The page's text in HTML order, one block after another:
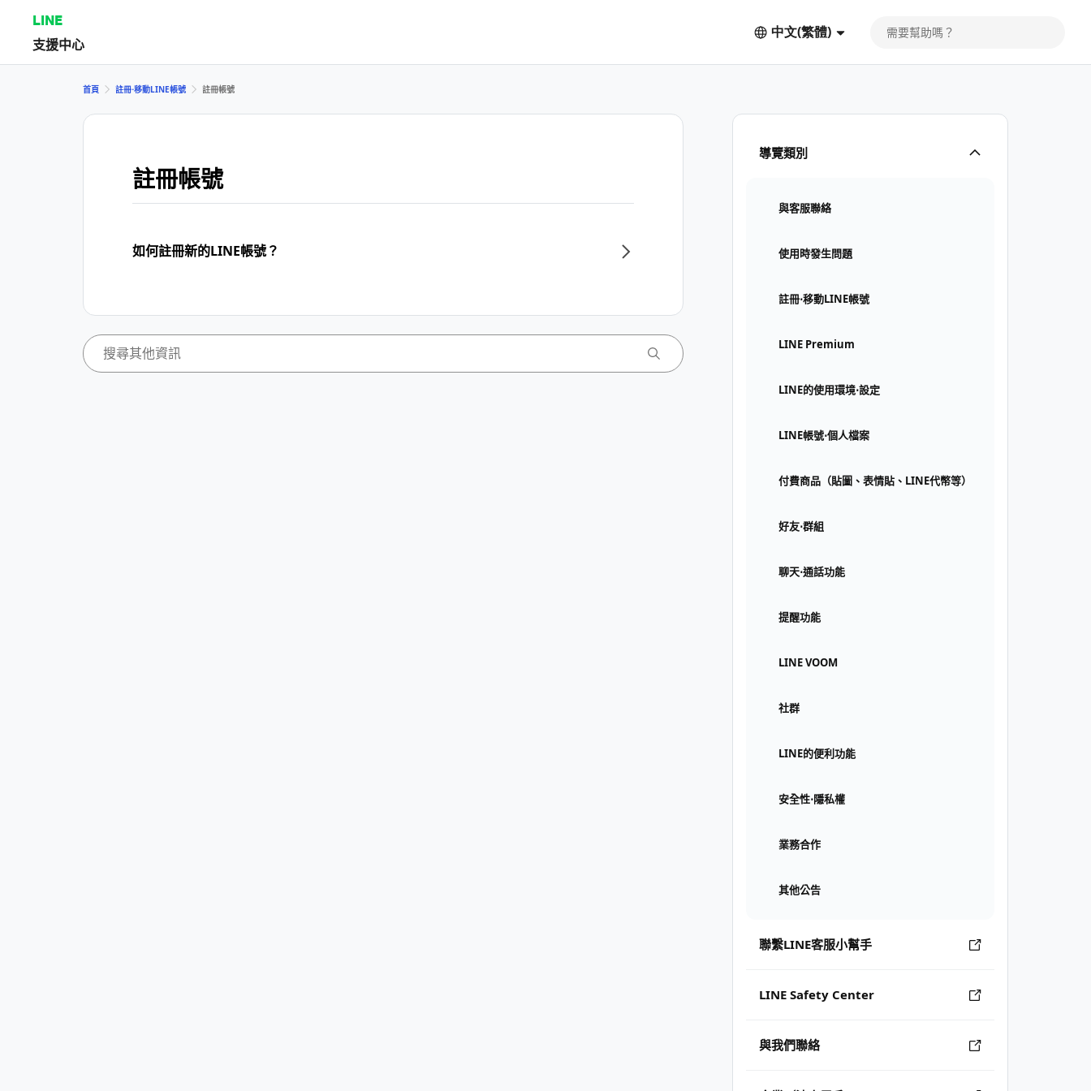
LINE
支援中心
中文(繁體)
導覽類別
與客服聯絡
使用時發生問題
註冊⋅移動LINE帳號
LINE Premium
LINE的使用環境⋅設定
LINE帳號⋅個人檔案
付費商品（貼圖、表情貼、LINE代幣等）
好友⋅群組
聊天⋅通話功能
提醒功能
LINE VOOM
社群
LINE的便利功能
安全性⋅隱私權
業務合作
其他公告
聯繫LINE客服小幫手
LINE Safety Center
與我們聯絡
首頁 註冊⋅移動LINE帳號 註冊帳號
註冊帳號
如何註冊新的LINE帳號？